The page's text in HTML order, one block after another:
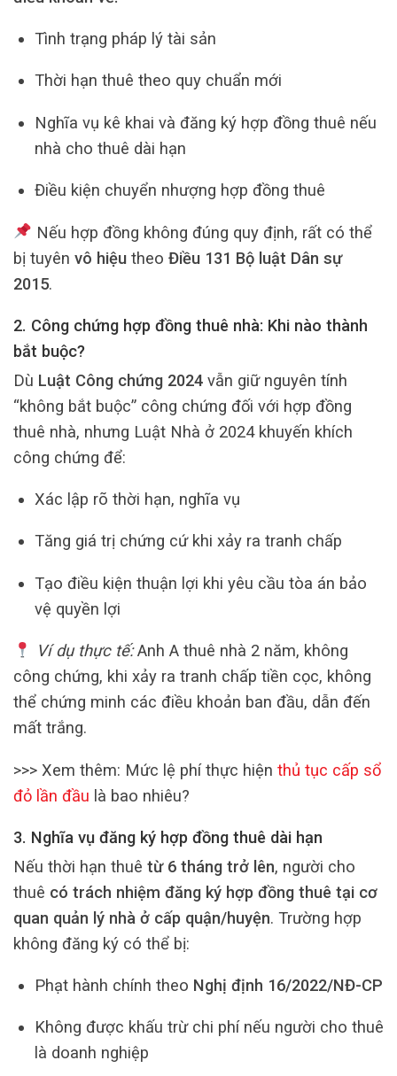
Tình trạng pháp lý tài sản
Thời hạn thuê theo quy chuẩn mới
Nghĩa vụ kê khai và đăng ký hợp đồng thuê nếu
nhà cho thuê dài hạn
Điều kiện chuyển nhượng hợp đồng thuê
Nếu hợp đồng không đúng quy định, rất có thể
bị tuyên vô hiệu theo Điều 131 Bộ luật Dân sự
2015.
2. Công chứng hợp đồng thuê nhà: Khi nào thành
bắt buộc?
Dù Luật Công chứng 2024 vẫn giữ nguyên tính
“không bắt buộc” công chứng đối với hợp đồng
thuê nhà, nhưng Luật Nhà ở 2024 khuyến khích
công chứng để:
Xác lập rõ thời hạn, nghĩa vụ
Tăng giá trị chứng cứ khi xảy ra tranh chấp
Tạo điều kiện thuận lợi khi yêu cầu tòa án bảo
vệ quyền lợi
Ví dụ thực tế:Anh A thuê nhà 2 năm, không
công chứng, khi xảy ra tranh chấp tiền cọc, không
thể chứng minh các điều khoản ban đầu, dẫn đến
mất trắng.
>>> Xem thêm: Mức lệ phí thực hiện thủ tục cấp sổ
đỏ lần đầu là bao nhiêu?
3. Nghĩa vụ đăng ký hợp đồng thuê dài hạn
Nếu thời hạn thuê từ 6 tháng trở lên, người cho
thuê có trách nhiệm đăng ký hợp đồng thuê tại cơ
quan quản lý nhà ở cấp quận/huyện. Trường hợp
không đăng ký có thể bị:
Phạt hành chính theo Nghị định 16/2022/NĐ-CP
Không được khấu trừ chi phí nếu người cho thuê
là doanh nghiệp